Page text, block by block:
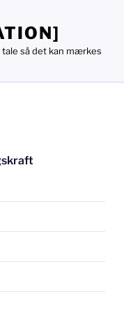
så det kan mærkes